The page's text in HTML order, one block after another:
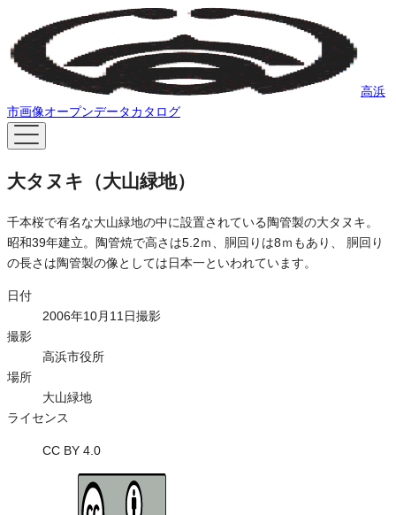
高浜
市画像オープンデータカタログ
大タヌキ（大山緑地）
千本桜で有名な大山緑地の中に設置されている陶管製の大タヌキ。
昭和39年建立。陶管焼で高さは5.2ｍ、胴回りは8ｍもあり、 胴回り
の長さは陶管製の像としては日本一といわれています。
日付
2006年10月11日撮影
撮影
高浜市役所
場所
大山緑地
ライセンス
CC BY 4.0